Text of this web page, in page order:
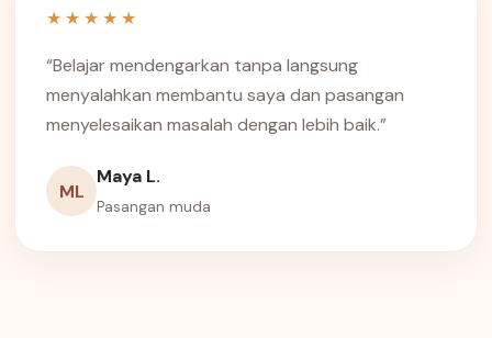
★★★★★
“Belajar mendengarkan tanpa langsung
menyalahkan membantu saya dan pasangan
menyelesaikan masalah dengan lebih baik.”
ML
Maya L.
Pasangan muda